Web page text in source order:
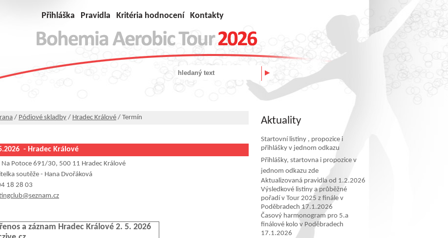
Přihláška Pravidla Kritéria hodnocení Kontakty
/ Pódiové skladby / Hradec Králové / Termín
- Hradec Králové
Na Potoce 691/30, 500 11 Hradec Králové
soutěže - Hana Dvořáková
18 28 03
Aktuality
Startovní listiny , propozice i
přihlášky v jednom odkazu
Přihlášky, startovna i propozice v
jednom odkazu zde
Aktualizovaná pravidla od 1.2.2026
Výsledkové listiny a průběžné
pořadí v Tour 2025 z finále v
Poděbradech 17.1.2026
Časový harmonogram pro 5.a
finálové kolo v Poděbradech
17.1.2026